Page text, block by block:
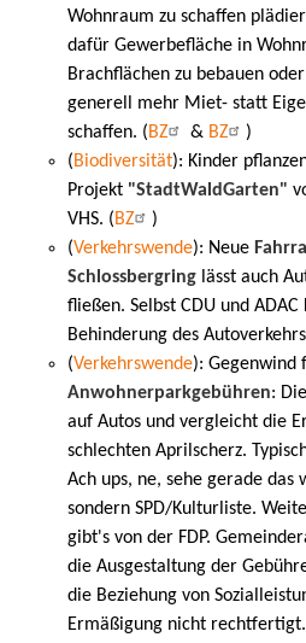
Wohnraum zu schaffen
dafür Gewerbefläche in
Brachflächen zu bebauen
generell mehr Miet- statt
schaffen. (BZ & BZ
)
(Biodiversität): Kinder
Projekt "StadtWaldGarten"
VHS. (BZ
)
(Verkehrswende): Neue
Schlossbergring lässt auch
fließen. Selbst CDU und ADAC
Behinderung des
(Verkehrswende): Gegenwind
Anwohnerparkgebühren:
auf Autos und vergleicht die
schlechten Aprilscherz.
Ach ups, ne, sehe gerade das
sondern SPD/Kulturliste.
gibt's von der FDP.
die Ausgestaltung der
die Beziehung von
Ermäßigung nicht